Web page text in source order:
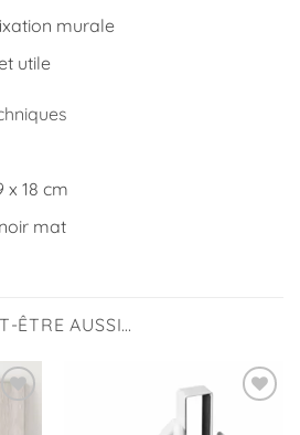
murale
utile
x 18 cm
mat
ÊTRE AUSSI…